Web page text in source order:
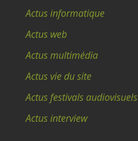
Actus informatique
Actus web
Actus multimédia
Actus vie du site
Actus festivals audiovisuels
Actus interview